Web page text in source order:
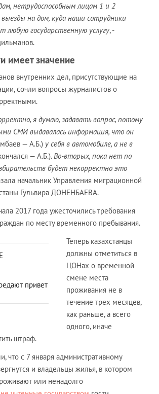
нетрудоспособным лицам 1 и 2
на дом, куда наши сотрудники
любую государственную услугу, -
имеет значение
внутренних дел, присутствующие на
сочли вопросы журналистов о
я думаю, задавать вопрос, потому
СМИ выдавалась информация, что он
— А.Б.) у себя в автомобиле, а не в
— А.Б.).Во-вторых, пока нет по
будет некорректно это
начальник Управления миграционной
Гульвира ДОНЕНБАЕВА.
2017 года ужесточились требования
по месту временного пребывания.
привет
Теперь казахстанцы
должны отметиться в
ЦОНах о временной
смене места
проживания не в
течение трех месяцев,
как раньше, а всего
одного, иначе
штраф.
что с 7 января административному
и владельцы жилья, в котором
или ненадолго